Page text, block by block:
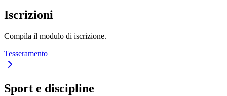
Iscrizioni
Compila il modulo di iscrizione.
Tesseramento
Sport e discipline